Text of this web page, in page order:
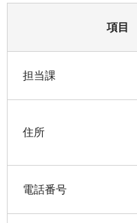
項目
担当課
住所
電話番号